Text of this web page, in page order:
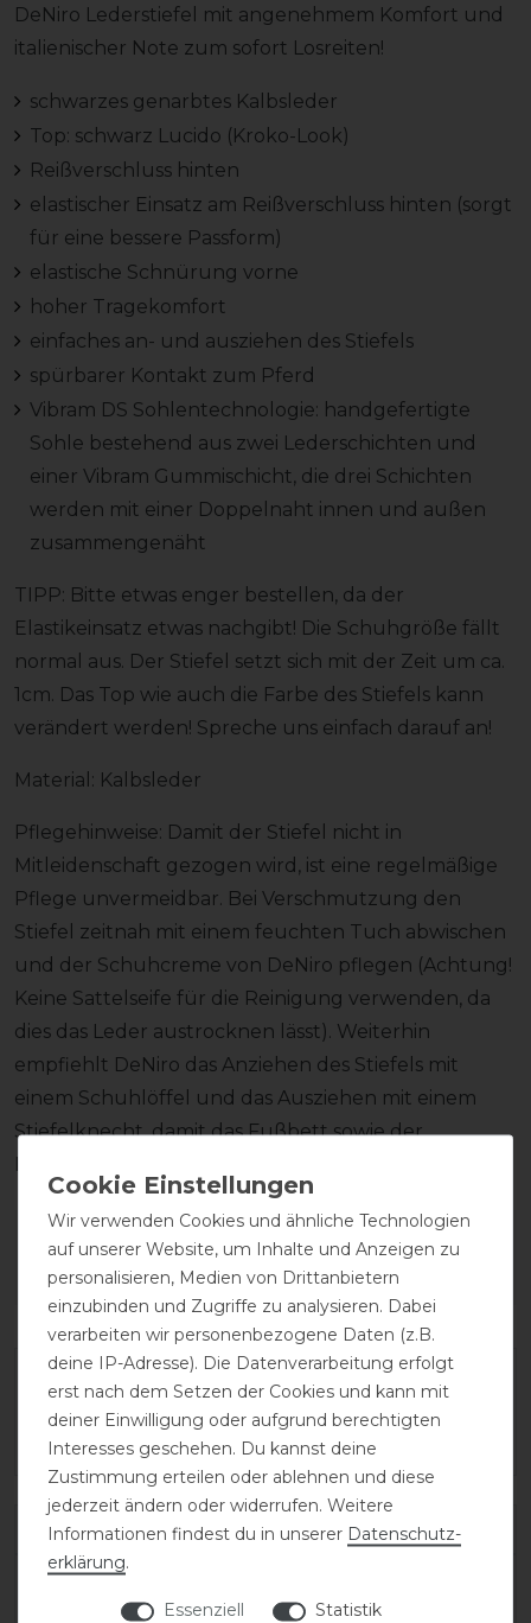
DeNiro Lederstiefel mit angenehmem Komfort und
italienischer Note zum sofort Losreiten!
schwarzes genarbtes Kalbsleder
Top: schwarz Lucido (Kroko-Look)
Reißverschluss hinten
elastischer Einsatz am Reißverschluss hinten (sorgt
für eine bessere Passform)
elastische Schnürung vorne
hoher Tragekomfort
einfaches an- und ausziehen des Stiefels
spürbarer Kontakt zum Pferd
Vibram DS Sohlentechnologie: handgefertigte
Sohle bestehend aus zwei Lederschichten und
einer Vibram Gummischicht, die drei Schichten
werden mit einer Doppelnaht innen und außen
zusammengenäht
TIPP: Bitte etwas enger bestellen, da der
Elastikeinsatz etwas nachgibt! Die Schuhgröße fällt
normal aus. Der Stiefel setzt sich mit der Zeit um ca.
1cm. Das Top wie auch die Farbe des Stiefels kann
verändert werden! Spreche uns einfach darauf an!
Material: Kalbsleder
Pflegehinweise: Damit der Stiefel nicht in
Mitleidenschaft gezogen wird, ist eine regelmäßige
Pflege unvermeidbar. Bei Verschmutzung den
Stiefel zeitnah mit einem feuchten Tuch abwischen
und der Schuhcreme von DeNiro pflegen (Achtung!
Keine Sattelseife für die Reinigung verwenden, da
dies das Leder austrocknen lässt). Weiterhin
empfiehlt DeNiro das Anziehen des Stiefels mit
einem Schuhlöffel und das Ausziehen mit einem
Stiefelknecht, damit das Fußbett sowie der
Reißverschluss unversehrt bleiben.
Wie hat dir die Artikelbeschreibung
gefallen?
Varianten-ID:138168
SKU:salentino/02-quick-black/toplucido-36-
Wir verwenden Cookies und ähnliche Technologien
auf unserer Website, um Inhalte und Anzeigen zu
personalisieren, Medien von Drittanbietern
einzubinden und Zugriffe zu analysieren. Dabei
verarbeiten wir personenbezogene Daten (z.B.
deine IP-Adresse). Die Datenverarbeitung erfolgt
erst nach dem Setzen der Cookies und kann mit
deiner Einwilligung oder aufgrund berechtigten
Interesses geschehen. Du kannst deine
Zustimmung erteilen oder ablehnen und diese
jederzeit ändern oder widerrufen. Weitere
Informationen findest du in unserer Daten­schutz­
erklärung.
Essenziell Statistik